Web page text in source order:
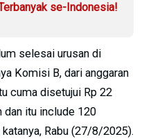
se-Indonesia!
selesai urusan di
Komisi B, dari anggaran
cuma disetujui Rp 22
dan itu include 120
Rabu (27/8/2025).